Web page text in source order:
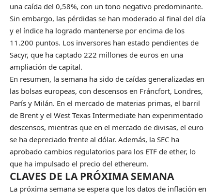
una caída del 0,58%, con un tono negativo predominante.
Sin embargo, las pérdidas se han moderado al final del día
y el índice ha logrado mantenerse por encima de los
11.200 puntos. Los inversores han estado pendientes de
Sacyr, que ha captado 222 millones de euros en una
ampliación de capital.
En resumen, la semana ha sido de caídas generalizadas en
las bolsas europeas, con descensos en Fráncfort, Londres,
París y Milán. En el mercado de materias primas, el barril
de Brent y el West Texas Intermediate han experimentado
descensos, mientras que en el mercado de divisas, el euro
se ha depreciado frente al dólar. Además, la SEC ha
aprobado cambios regulatorios para los ETF de ether, lo
que ha impulsado el precio del ethereum.
CLAVES DE LA PRÓXIMA SEMANA
La próxima semana se espera que los datos de inflación en